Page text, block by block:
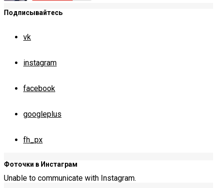
Подписывайтесь
vk
instagram
facebook
googleplus
fh_px
Фоточки в Инстаграм
Unable to communicate with Instagram.